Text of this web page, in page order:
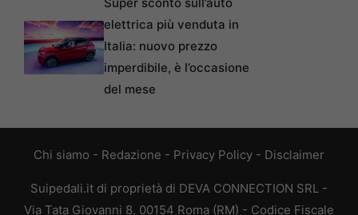
elettrica più venduta in
Italia: nuovo prezzo
imperdibile, è l’occasione
del mese
Chi siamo - Redazione - Privacy Policy - Disclaimer
Suipedali.it di proprietà di DEVA CONNECTION SRL -
Via Tata Giovanni 8, 00154 Roma (RM) - Codice Fiscale